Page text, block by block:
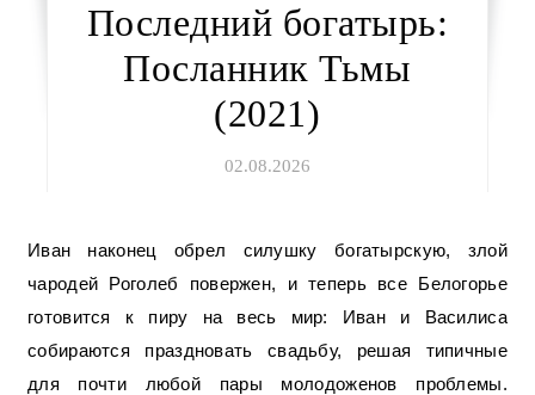
Последний богатырь:
Посланник Тьмы
(2021)
02.08.2026
Иван наконец обрел силушку богатырскую, злой
чародей Роголеб повержен, и теперь все Белогорье
готовится к пиру на весь мир: Иван и Василиса
собираются праздновать свадьбу, решая типичные
для почти любой пары молодоженов проблемы.